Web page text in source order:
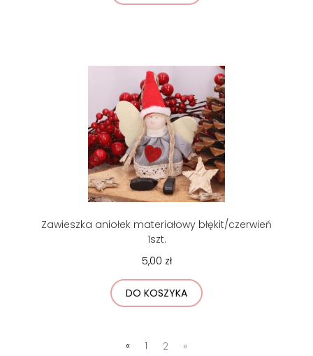
Zawieszka aniołek materiałowy błękit/czerwień
1szt.
5,00 zł
DO KOSZYKA
« 1 2 »